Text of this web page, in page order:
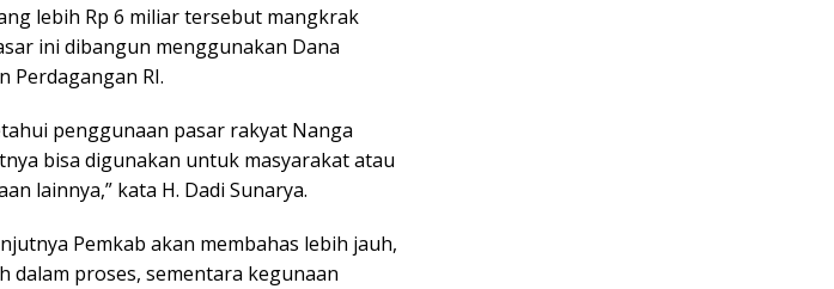
lebih Rp 6 miliar tersebut mangkrak
ini dibangun menggunakan Dana
Perdagangan RI.
penggunaan pasar rakyat Nanga
bisa digunakan untuk masyarakat atau
lainnya,” kata H. Dadi Sunarya.
Pemkab akan membahas lebih jauh,
dalam proses, sementara kegunaan